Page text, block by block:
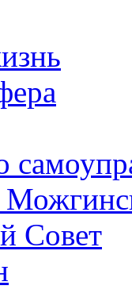
Совет